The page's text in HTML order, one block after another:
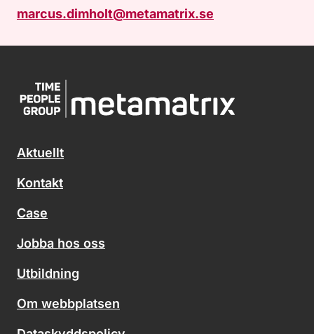
marcus.dimholt@metamatrix.se
Aktuellt
Kontakt
Case
Jobba hos oss
Utbildning
Om webbplatsen